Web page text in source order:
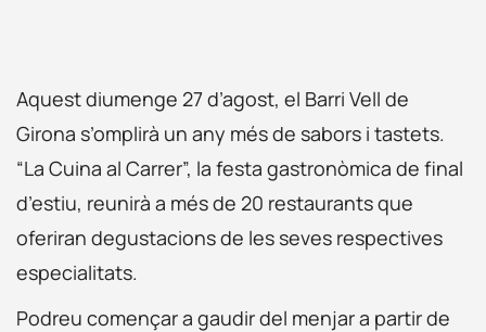
Aquest diumenge 27d’agost, el Barri Vell de
Girona s’omplirà un any més de sabors i tastets.
“La Cuina al Carrer”, la festa gastronòmica de final
d’estiu, reunirà a més de 20 restaurants que
oferiran degustacions de les seves respectives
especialitats.
Podreu començar a gaudir del menjar a partir de